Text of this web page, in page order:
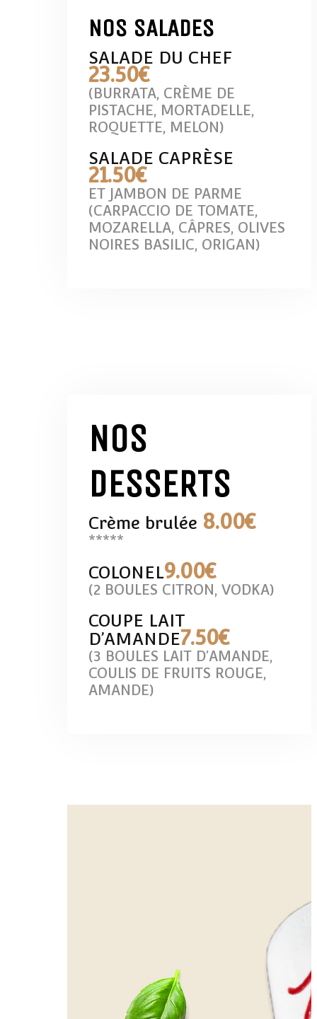
Nos SALADES
SALADE DU CHEF
23.50€
(BURRATA, CRÈME DE
PISTACHE, MORTADELLE,
ROQUETTE, MELON)
SALADE CAPRÈSE
21.50€
ET JAMBON DE PARME
(CARPACCIO DE TOMATE,
MOZARELLA, CÂPRES, OLIVES
NOIRES BASILIC, ORIGAN)
NOS
DESSERTS
Crème brulée 8.00€
*****
COLONEL9.00€
(2 BOULES CITRON, VODKA)
COUPE LAIT
D’AMANDE7.50€
(3 BOULES LAIT D’AMANDE,
COULIS DE FRUITS ROUGE,
AMANDE)